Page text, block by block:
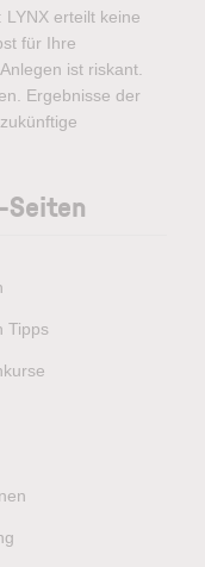
erteilt keine
für Ihre
ist riskant.
Ergebnisse der
Seiten
Tipps